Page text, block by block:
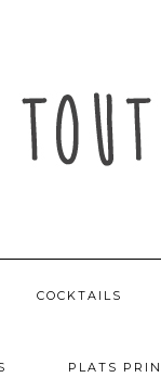
COCKTAILS
PLATS